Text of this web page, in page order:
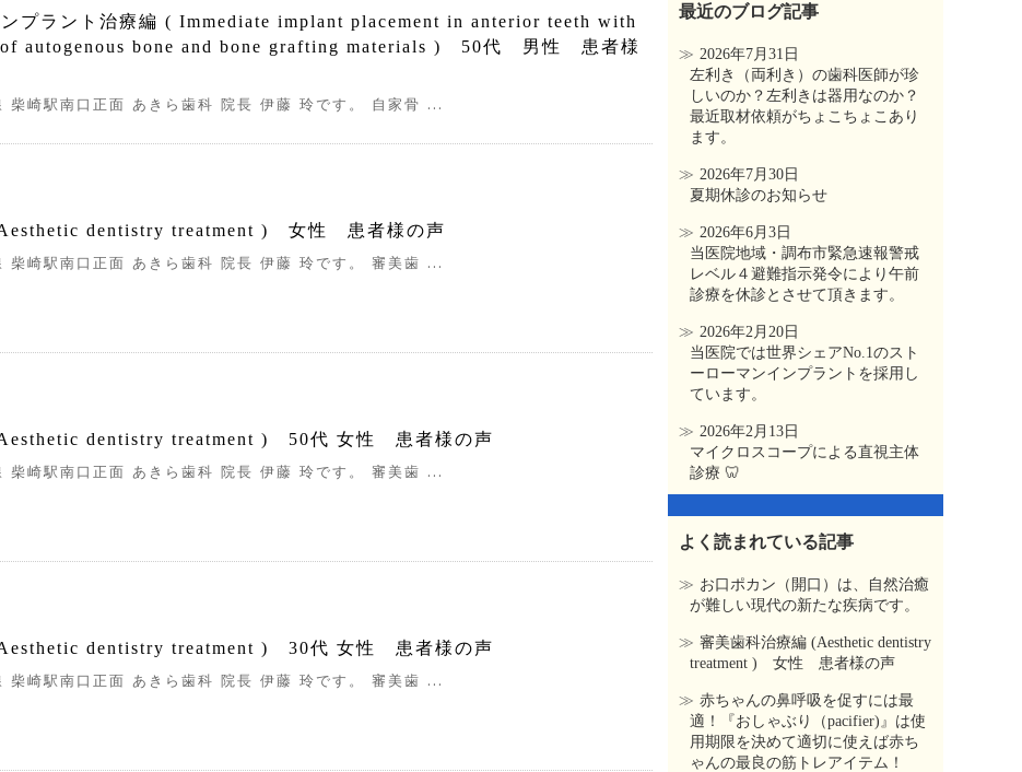
プラント治療編 ( Immediate implant placement in anterior teeth with
autogenous bone and bone grafting materials ) 50代 男性 患者様
柴崎駅南口正面 あきら歯科 院長 伊藤 玲です。 自家骨 ...
dentistry treatment ) 女性 患者様の声
柴崎駅南口正面 あきら歯科 院長 伊藤 玲です。 審美歯 ...
dentistry treatment ) 50代 女性 患者様の声
柴崎駅南口正面 あきら歯科 院長 伊藤 玲です。 審美歯 ...
dentistry treatment ) 30代 女性 患者様の声
柴崎駅南口正面 あきら歯科 院長 伊藤 玲です。 審美歯 ...
最近のブログ記事
2026年7月31日
左利き（両利き）の歯科医師が珍
しいのか？左利きは器用なのか？
最近取材依頼がちょこちょこあり
ます。
2026年7月30日
夏期休診のお知らせ
2026年6月3日
当医院地域・調布市緊急速報警戒
レベル４避難指示発令により午前
診療を休診とさせて頂きます。
2026年2月20日
当医院では世界シェアNo.1のスト
ーローマンインプラントを採用し
ています。
2026年2月13日
マイクロスコープによる直視主体
診療 🦷
よく読まれている記事
お口ポカン（開口）は、自然治癒
が難しい現代の新たな疾病です。
審美歯科治療編 (Aesthetic dentistry
treatment ) 女性 患者様の声
赤ちゃんの鼻呼吸を促すには最
適！『おしゃぶり（pacifier)』は使
用期限を決めて適切に使えば赤ち
ゃんの最良の筋トレアイテム！